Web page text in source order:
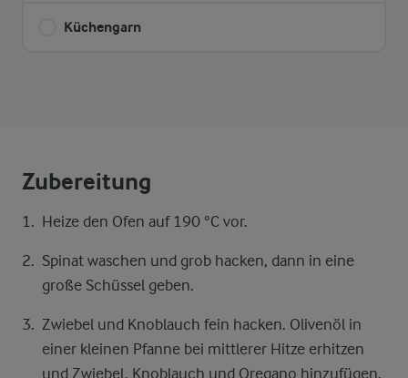
Küchengarn
Zubereitung
Heize den Ofen auf 190 °C vor.
Spinat waschen und grob hacken, dann in eine
große Schüssel geben.
Zwiebel und Knoblauch fein hacken. Olivenöl in
einer kleinen Pfanne bei mittlerer Hitze erhitzen
und Zwiebel, Knoblauch und Oregano hinzufügen.